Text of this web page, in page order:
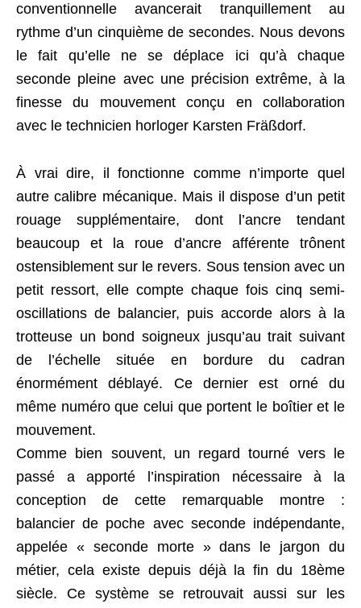
conventionnelle avancerait tranquillement au
rythme d’un cinquième de secondes. Nous devons
le fait qu’elle ne se déplace ici qu’à chaque
seconde pleine avec une précision extrême, à la
finesse du mouvement conçu en collaboration
avec le technicien horloger Karsten Fräßdorf.
À vrai dire, il fonctionne comme n’importe quel
autre calibre mécanique. Mais il dispose d’un petit
rouage supplémentaire, dont l’ancre tendant
beaucoup et la roue d’ancre afférente trônent
ostensiblement sur le revers. Sous tension avec un
petit ressort, elle compte chaque fois cinq semi-
oscillations de balancier, puis accorde alors à la
trotteuse un bond soigneux jusqu’au trait suivant
de l’échelle située en bordure du cadran
énormément déblayé. Ce dernier est orné du
même numéro que celui que portent le boîtier et le
mouvement.
Comme bien souvent, un regard tourné vers le
passé a apporté l’inspiration nécessaire à la
conception de cette remarquable montre :
balancier de poche avec seconde indépendante,
appelée « seconde morte » dans le jargon du
métier, cela existe depuis déjà la fin du 18ème
siècle. Ce système se retrouvait aussi sur les